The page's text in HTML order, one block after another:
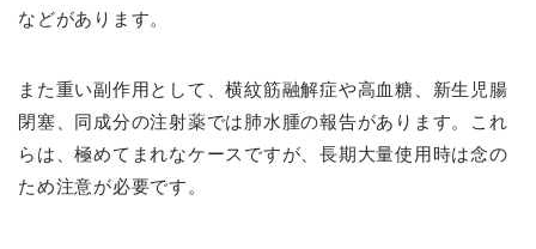
などがあります。
また重い副作用として、横紋筋融解症や高血糖、新生児腸
閉塞、同成分の注射薬では肺水腫の報告があります。これ
らは、極めてまれなケースですが、長期大量使用時は念の
ため注意が必要です。